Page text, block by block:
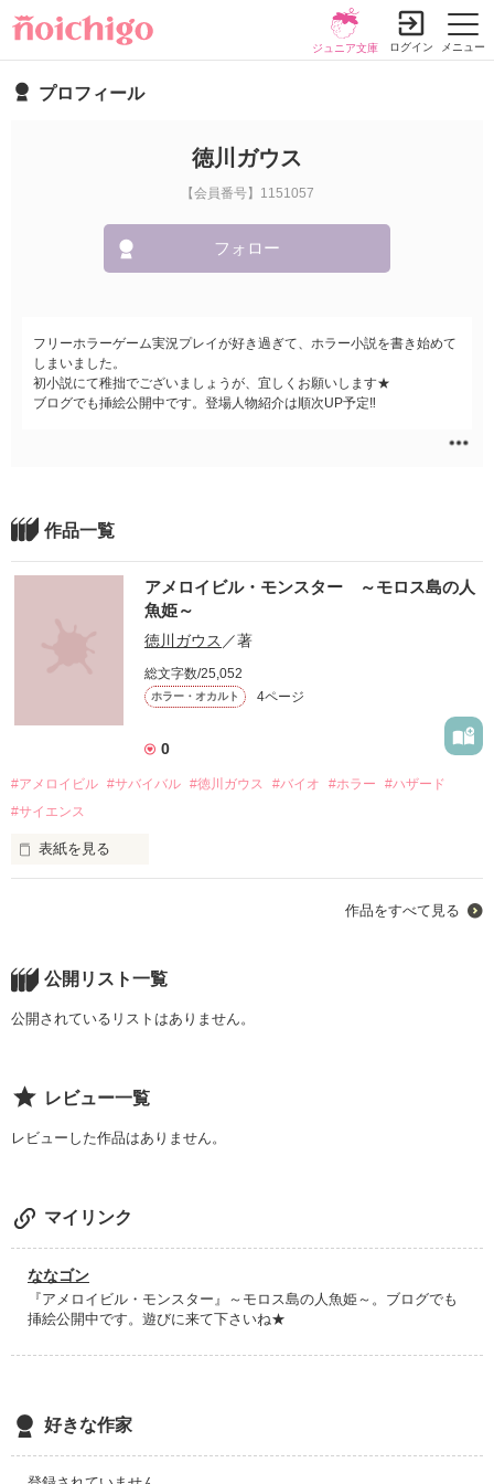
メニュー
ジュニア文庫 ログイン
プロフィール
徳川ガウス
【会員番号】1151057
フォロー
フリーホラーゲーム実況プレイが好き過ぎて、ホラー小説を書き始めて
しまいました。
初小説にて稚拙でございましょうが、宜しくお願いします★
ブログでも挿絵公開中です。登場人物紹介は順次UP予定‼︎
作品一覧
アメロイビル・モンスター ～モロス島の人
魚姫～
徳川ガウス ／著
総文字数/25,052
ホラー・オカルト 4ページ
0
#アメロイビル #サバイバル #徳川ガウス #バイオ #ホラー
#ハザード
#サイエンス
表紙を見る
作品をすべて見る
公開リスト一覧
公開されているリストはありません。
レビュー一覧
レビューした作品はありません。
マイリンク
ななゴン
『アメロイビル・モンスター』～モロス島の人魚姫～。ブログでも
挿絵公開中です。遊びに来て下さいね★
好きな作家